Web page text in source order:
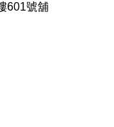
601號舖